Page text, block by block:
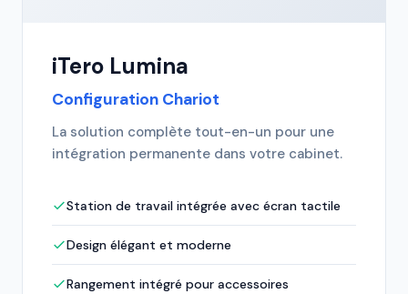
iTero Lumina
Configuration Chariot
La solution complète tout-en-un pour une
intégration permanente dans votre cabinet.
Station de travail intégrée avec écran tactile
Design élégant et moderne
Rangement intégré pour accessoires